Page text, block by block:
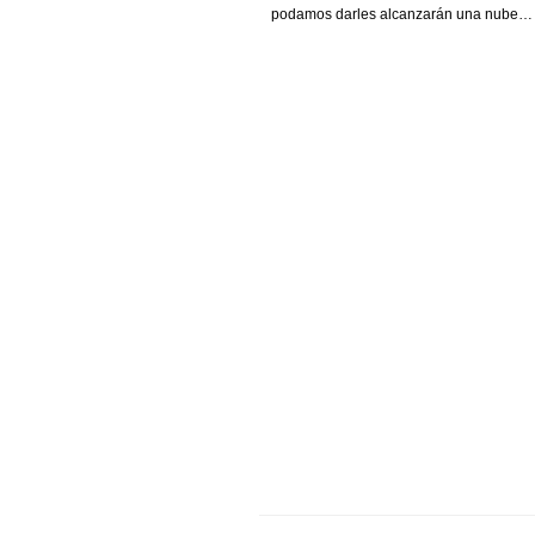
podamos darles alcanzarán una nube…